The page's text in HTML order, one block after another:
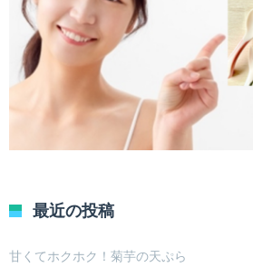
最近の投稿
甘くてホクホク！菊芋の天ぷら